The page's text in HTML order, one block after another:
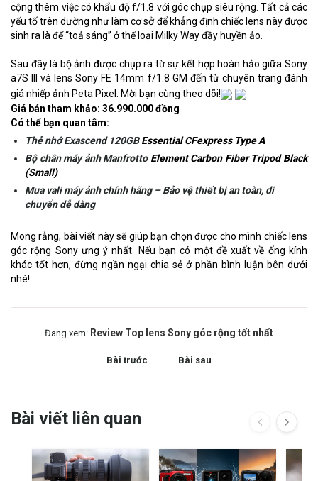
cộng thêm việc có khẩu độ f/1.8 với góc chụp siêu rộng. Tất cả các
yếu tố trên dường như làm cơ sở để khẳng định chiếc lens này được
sinh ra là để “toả sáng” ở thể loại Milky Way đầy huyền ảo.
Sau đây là bộ ảnh được chụp ra từ sự kết hợp hoàn hảo giữa Sony
a7S III và lens Sony FE 14mm f/1.8 GM đến từ chuyên trang đánh
giá nhiếp ảnh Peta Pixel. Mời bạn cùng theo dõi!
Giá bán tham khảo: 36.990.000 đồng
Có thể bạn quan tâm:
Thẻ nhớ Exascend 120GBEssential CFexpress Type A
Bộ chân máy ảnh ManfrottoElement Carbon Fiber Tripod Black
(Small)
Mua vali máy ảnh chính hãng – Bảo vệ thiết bị an toàn, di
chuyển dễ dàng
Mong rằng, bài viết này sẽ giúp bạn chọn được cho mình chiếc lens
góc rộng Sony ưng ý nhất. Nếu bạn có một đề xuất về ống kính
khác tốt hơn, đừng ngần ngại chia sẻ ở phần bình luận bên dưới
nhé!
Đang xem: Review Top lens Sony góc rộng tốt nhất
Bài trước Bài sau
Bài viết liên quan